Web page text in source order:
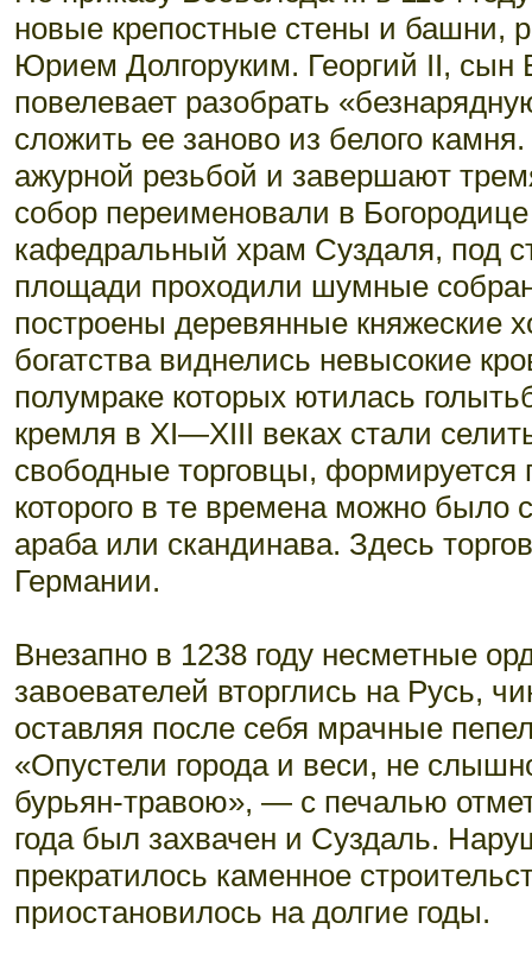
новые крепостные стены и башни,
Юрием Долгоруким. Георгий II, сын
повелевает разобрать
сложить ее заново из белого
ажурной резьбой и завершают
собор переименовали в
кафедральный храм Суздаля, под
площади проходили шумные
построены деревянные княжеские
богатства виднелись невысокие
полумраке которых ютилась
кремля в XI—XIII веках стали
свободные торговцы, формируется
которого в те времена можно было
араба или скандинава. Здесь
Германии.
Внезапно в 1238 году несметные
завоевателей вторглись на Русь,
оставляя после себя мрачные
«Опустели города и веси, не
бурьян-травою», — с печалью
года был захвачен и Суздаль.
прекратилось каменное
приостановилось на долгие годы.